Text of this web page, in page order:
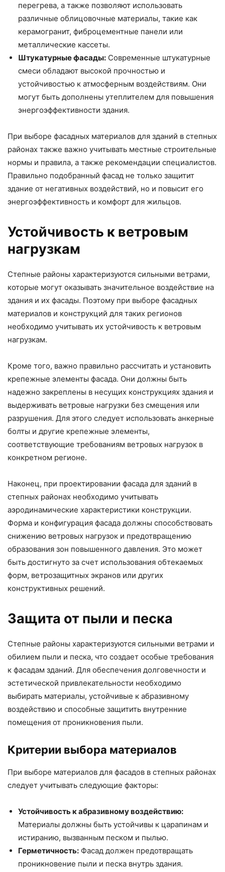
перегрева, а также позволяют использовать
различные облицовочные материалы, такие как
керамогранит, фиброцементные панели или
металлические кассеты.
Штукатурные фасады: Современные штукатурные
смеси обладают высокой прочностью и
устойчивостью к атмосферным воздействиям. Они
могут быть дополнены утеплителем для повышения
энергоэффективности здания.
При выборе фасадных материалов для зданий в степных
районах также важно учитывать местные строительные
нормы и правила, а также рекомендации специалистов.
Правильно подобранный фасад не только защитит
здание от негативных воздействий, но и повысит его
энергоэффективность и комфорт для жильцов.
Устойчивость к ветровым
нагрузкам
Степные районы характеризуются сильными ветрами,
которые могут оказывать значительное воздействие на
здания и их фасады. Поэтому при выборе фасадных
материалов и конструкций для таких регионов
необходимо учитывать их устойчивость к ветровым
нагрузкам.
Кроме того, важно правильно рассчитать и установить
крепежные элементы фасада. Они должны быть
надежно закреплены в несущих конструкциях здания и
выдерживать ветровые нагрузки без смещения или
разрушения. Для этого следует использовать анкерные
болты и другие крепежные элементы,
соответствующие требованиям ветровых нагрузок в
конкретном регионе.
Наконец, при проектировании фасада для зданий в
степных районах необходимо учитывать
аэродинамические характеристики конструкции.
Форма и конфигурация фасада должны способствовать
снижению ветровых нагрузок и предотвращению
образования зон повышенного давления. Это может
быть достигнуто за счет использования обтекаемых
форм, ветрозащитных экранов или других
конструктивных решений.
Защита от пыли и песка
Степные районы характеризуются сильными ветрами и
обилием пыли и песка, что создает особые требования
к фасадам зданий. Для обеспечения долговечности и
эстетической привлекательности необходимо
выбирать материалы, устойчивые к абразивному
воздействию и способные защитить внутренние
помещения от проникновения пыли.
Критерии выбора материалов
При выборе материалов для фасадов в степных районах
следует учитывать следующие факторы:
Устойчивость к абразивному воздействию:
Материалы должны быть устойчивы к царапинам и
истиранию, вызванным песком и пылью.
Герметичность: Фасад должен предотвращать
проникновение пыли и песка внутрь здания.